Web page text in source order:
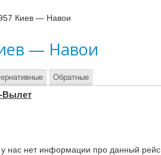
Киев — Навои
— Навои
Вылет
нас нет информации про данный рейс.
Обратные